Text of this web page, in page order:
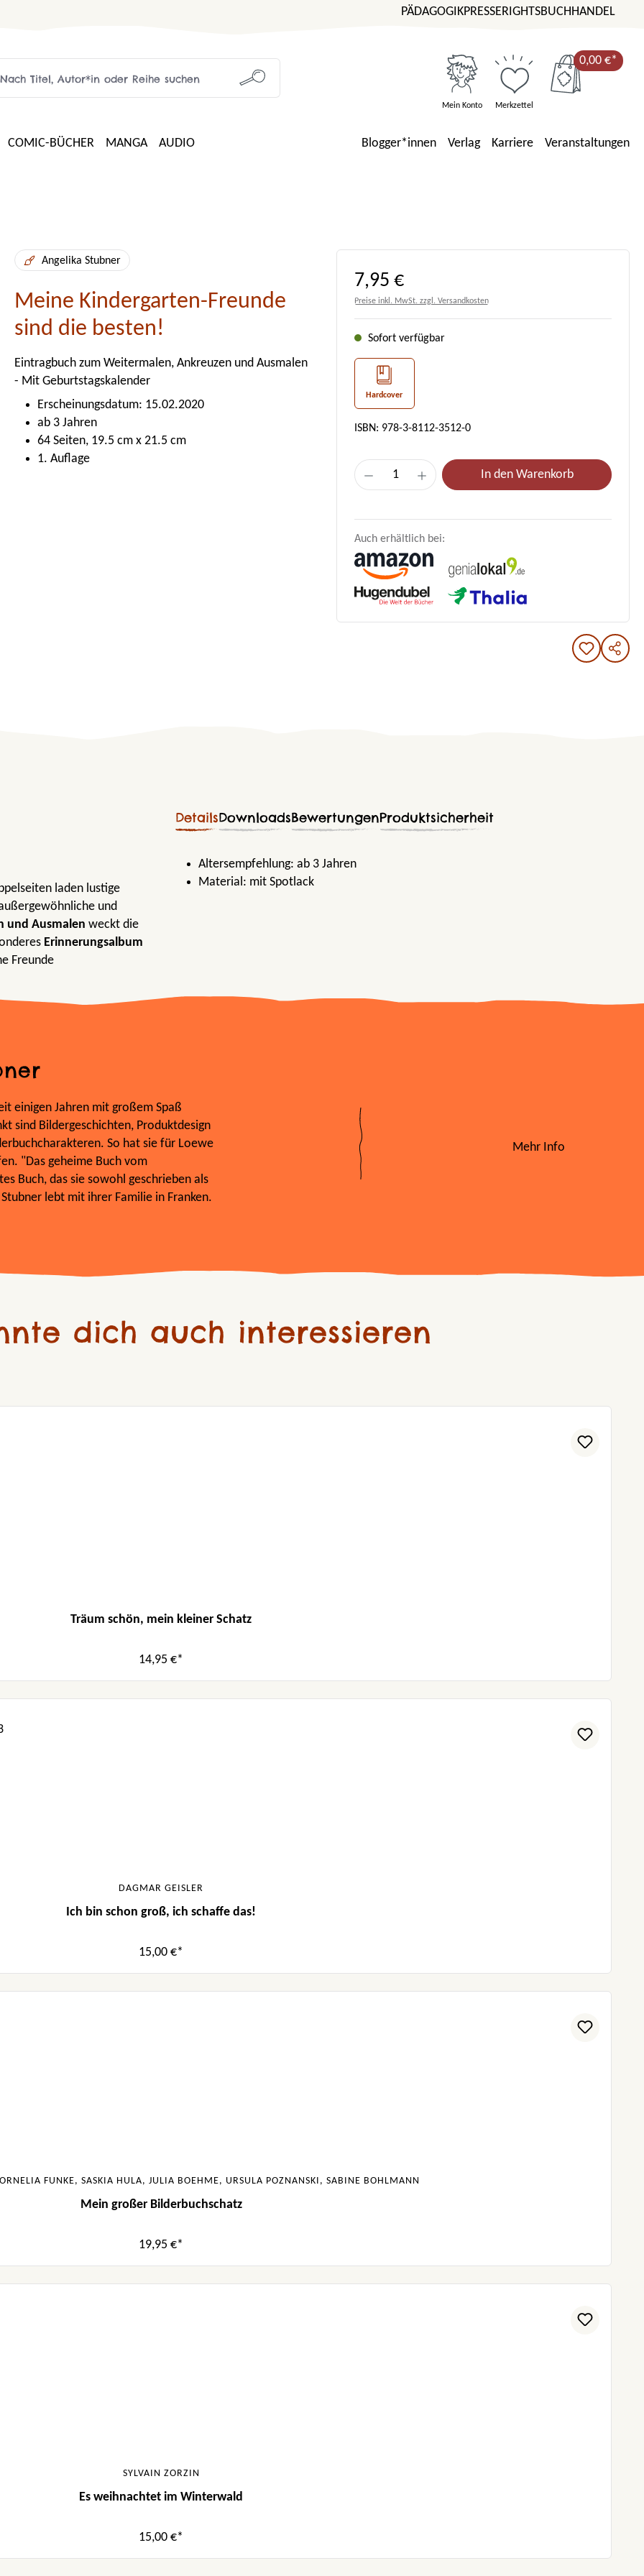
PÄDAGOGIKPRESSERIGHTSBUCHHANDEL
Mein Konto Merkzettel
0,00 €*
COMIC-BÜCHER MANGA AUDIO Blogger*innen Verlag Karriere Veranstaltungen
Angelika Stubner
Meine Kindergarten-Freunde
sind die besten!
Eintragbuch zum Weitermalen, Ankreuzen und Ausmalen
- Mit Geburtstagskalender
Erscheinungsdatum: 15.02.2020
ab 3 Jahren
64 Seiten, 19.5 cm x 21.5 cm
1. Auflage
Regulärer Preis:
7,95 €
Preise inkl. MwSt. zzgl. Versandkosten
Sofort verfügbar
Hardcover
ISBN: 978-3-8112-3512-0
Produkt Anzahl: Gib den gewünschten
In den Warenkorb
Auch erhältlich bei:
laden lustige
und
und Ausmalen weckt die
Erinnerungsalbum
Freunde
DetailsDownloadsBewertungenProduktsicherheit
Altersempfehlung: ab 3 Jahren
Material: mit Spotlack
einigen Jahren mit großem Spaß
sind Bildergeschichten, Produktdesign
So hat sie für Loewe
"Das geheime Buch vom
Buch, das sie sowohl geschrieben als
lebt mit ihrer Familie in Franken.
Mehr Info
dich auch interessieren
Träum schön, mein kleiner Schatz
14,95 €*
DAGMAR GEISLER
Ich bin schon groß, ich schaffe das!
15,00 €*
FUNKE, SASKIA HULA, JULIA BOEHME, URSULA POZNANSKI, SABINE BOHLMANN
Mein großer Bilderbuchschatz
19,95 €*
SYLVAIN ZORZIN
Es weihnachtet im Winterwald
15,00 €*